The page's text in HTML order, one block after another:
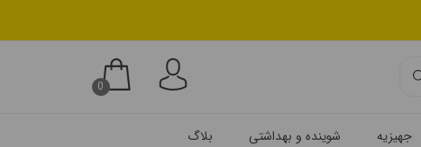
0
جهیزیه شوینده و بهداشتی بلاگ